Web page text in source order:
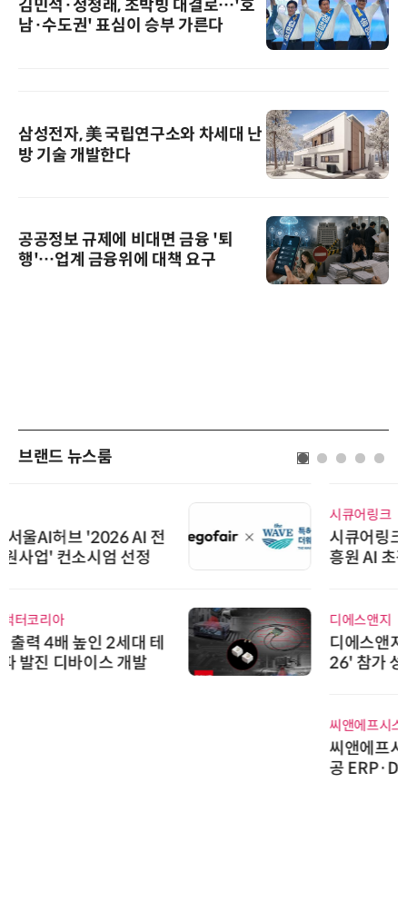
김민석·정청래, 초박빙 대결로…'호
남·수도권' 표심이 승부 가른다
삼성전자, 美 국립연구소와 차세대 난
방 기술 개발한다
공공정보 규제에 비대면 금융 '퇴
행'…업계 금융위에 대책 요구
브랜드 뉴스룸
시큐어링크, 중소기업기술정보진
흥원 AI 초격차 R&D 사업 최종 선
디에스앤지
디에스앤지, 'AI EXPO KOREA 20
26' 참가 성료… AI 전 생애주기 아